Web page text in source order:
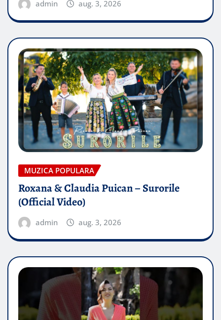
admin aug. 3, 2026
MUZICA POPULARA
Roxana & Claudia Puican – Surorile
(Official Video)
admin aug. 3, 2026